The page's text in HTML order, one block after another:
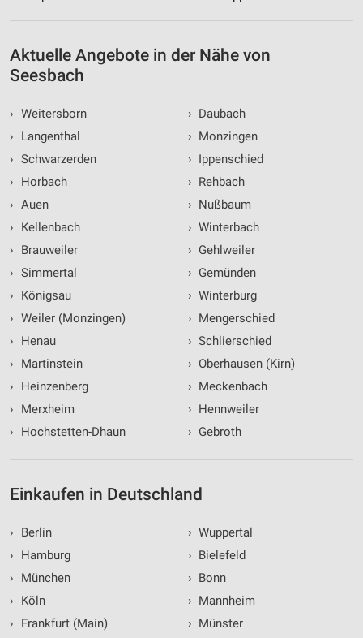
Aktuelle Angebote in der Nähe von
Seesbach
› Weitersborn
›
Langenthal
› Schwarzerden
›
Horbach
› Auen
›
Kellenbach
›
Brauweiler
› Simmertal
›
Königsau
› Weiler (Monzingen)
›
Henau
›
Martinstein
›
Heinzenberg
›
Merxheim
›
Hochstetten-Dhaun
› Daubach
› Monzingen
› Ippenschied
› Rehbach
› Nußbaum
› Winterbach
› Gehlweiler
› Gemünden
› Winterburg
› Mengerschied
› Schlierschied
› Oberhausen (Kirn)
› Meckenbach
› Hennweiler
› Gebroth
Einkaufen in Deutschland
›
Berlin
›
Hamburg
›
München
›
Köln
›
Frankfurt (Main)
› Wuppertal
› Bielefeld
› Bonn
› Mannheim
› Münster